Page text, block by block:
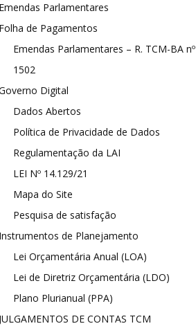
Parlamentares
de Pagamentos
Emendas Parlamentares – R. TCM-BA nº
1502
Digital
Dados Abertos
Política de Privacidade de Dados
Regulamentação da LAI
LEI Nº 14.129/21
Mapa do Site
Pesquisa de satisfação
de Planejamento
Lei Orçamentária Anual (LOA)
Lei de Diretriz Orçamentária (LDO)
Plano Plurianual (PPA)
DE CONTAS TCM